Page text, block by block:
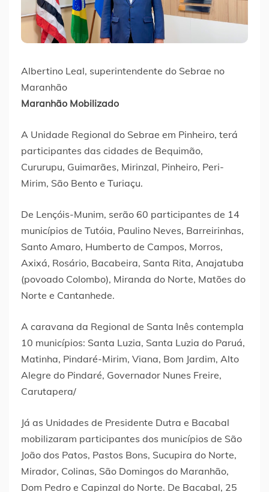
Albertino Leal, superintendente do Sebrae no
Maranhão
Maranhão Mobilizado
A Unidade Regional do Sebrae em Pinheiro, terá
participantes das cidades de Bequimão,
Cururupu, Guimarães, Mirinzal, Pinheiro, Peri-
Mirim, São Bento e Turiaçu.
De Lençóis-Munim, serão 60 participantes de 14
municípios de Tutóia, Paulino Neves, Barreirinhas,
Santo Amaro, Humberto de Campos, Morros,
Axixá, Rosário, Bacabeira, Santa Rita, Anajatuba
(povoado Colombo), Miranda do Norte, Matões do
Norte e Cantanhede.
A caravana da Regional de Santa Inês contempla
10 municípios: Santa Luzia, Santa Luzia do Paruá,
Matinha, Pindaré-Mirim, Viana, Bom Jardim, Alto
Alegre do Pindaré, Governador Nunes Freire,
Carutapera/
Já as Unidades de Presidente Dutra e Bacabal
mobilizaram participantes dos municípios de São
João dos Patos, Pastos Bons, Sucupira do Norte,
Mirador, Colinas, São Domingos do Maranhão,
Dom Pedro e Capinzal do Norte. De Bacabal, 25